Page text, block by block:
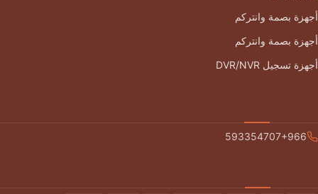
أجهزة بصمة وانتركم
أجهزة بصمة وانتركم
أجهزة تسجيل DVR/NVR
593354707+966